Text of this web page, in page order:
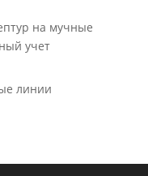
на мучные
учет
линии